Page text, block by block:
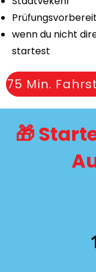
wenn du nicht
startest
75 Min.
🎁